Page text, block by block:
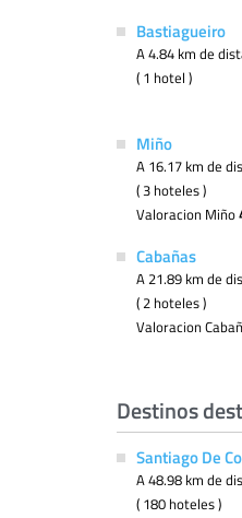
Bastiagueiro
A 4.84 km de
( 1 hotel )
Miño
A 16.17 km de
( 3 hoteles )
Valoracion Miño
Cabañas
A 21.89 km de
( 2 hoteles )
Valoracion
Destinos
Santiago De
A 48.98 km de
( 180 hoteles )